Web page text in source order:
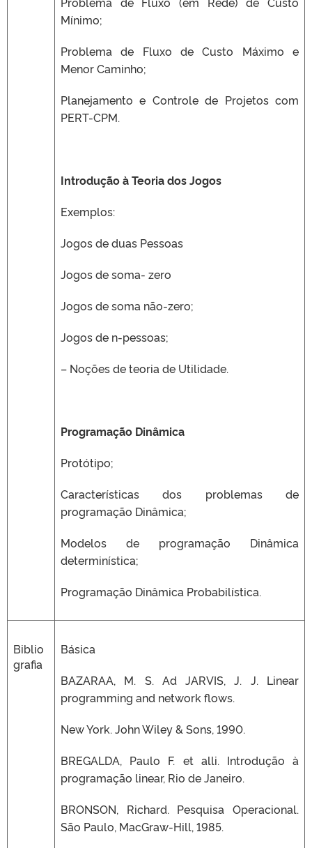
Mínimo;
Problema de Fluxo de Custo Máximo e
Menor Caminho;
Planejamento e Controle de Projetos com
PERT-CPM.
Introdução à Teoria dos Jogos
Exemplos:
Jogos de duas Pessoas
Jogos de soma- zero
Jogos de soma não-zero;
Jogos de n-pessoas;
– Noções de teoria de Utilidade.
Programação Dinâmica
Protótipo;
Características dos problemas de
programação Dinâmica;
Modelos de programação Dinâmica
determinística;
Programação Dinâmica Probabilística.
Biblio
grafia
Básica
BAZARAA, M. S. Ad JARVIS, J. J. Linear
programming and network flows.
New York. John Wiley & Sons, 1990.
BREGALDA, Paulo F. et alli. Introdução à
programação linear, Rio de Janeiro.
BRONSON, Richard. Pesquisa Operacional.
São Paulo, MacGraw-Hill, 1985.